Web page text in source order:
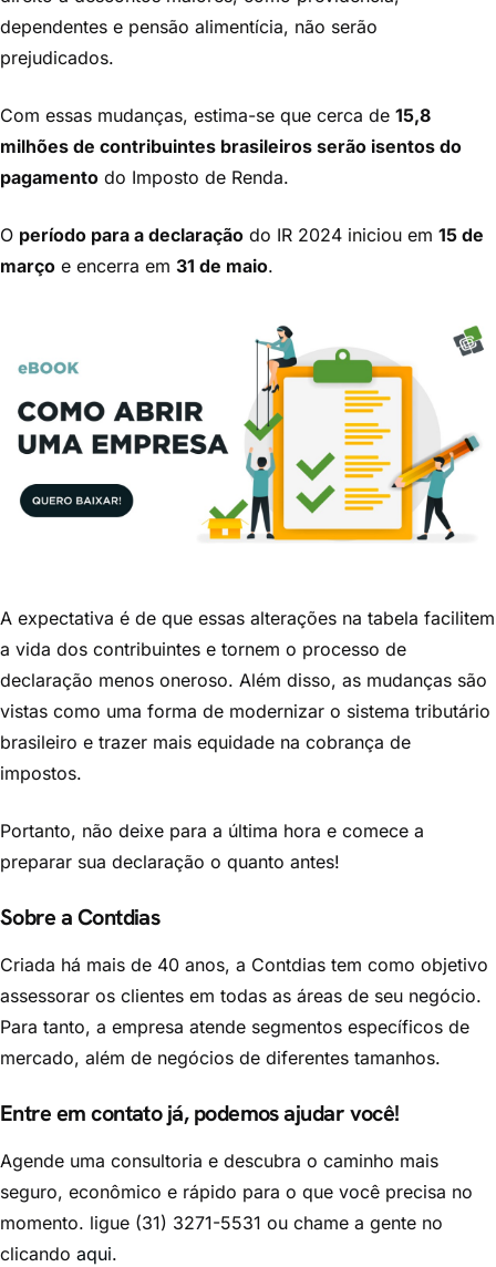
dependentes e pensão alimentícia, não serão
prejudicados.
Com essas mudanças, estima-se que cerca de 15,8
milhões de contribuintes brasileiros serão isentos do
pagamento do Imposto de Renda.
O período para a declaração do IR 2024 iniciou em 15 de
março e encerra em 31 de maio.
A expectativa é de que essas alterações na tabela facilitem
a vida dos contribuintes e tornem o processo de
declaração menos oneroso. Além disso, as mudanças são
vistas como uma forma de modernizar o sistema tributário
brasileiro e trazer mais equidade na cobrança de
impostos.
Portanto, não deixe para a última hora e comece a
preparar sua declaração o quanto antes!
Sobre a Contdias
Criada há mais de 40 anos, a Contdias tem como objetivo
assessorar os clientes em todas as áreas de seu negócio.
Para tanto, a empresa atende segmentos específicos de
mercado, além de negócios de diferentes tamanhos.
Entre em contato já, podemos ajudar você!
Agende uma consultoria e descubra o caminho mais
seguro, econômico e rápido para o que você precisa no
momento. ligue (31) 3271-5531 ou chame a gente no
clicando aqui.